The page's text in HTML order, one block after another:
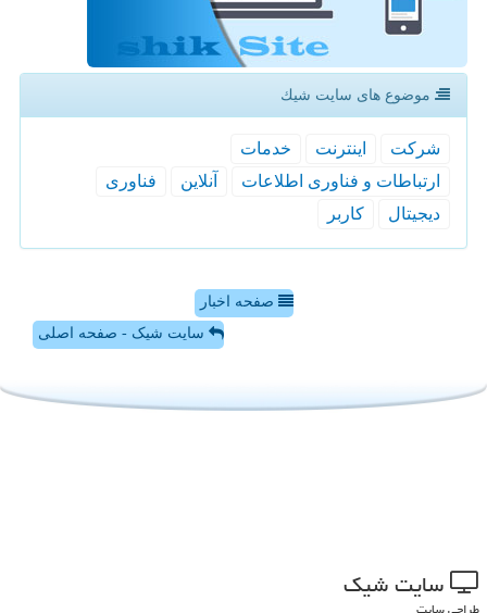
موضوع های سایت شیك
شركت اینترنت
خدمات
ارتباطات و فناوری اطلاعات
آنلاین
فناوری
دیجیتال
كاربر
صفحه اخبار
سایت شیک - صفحه اصلی
سایت شیك